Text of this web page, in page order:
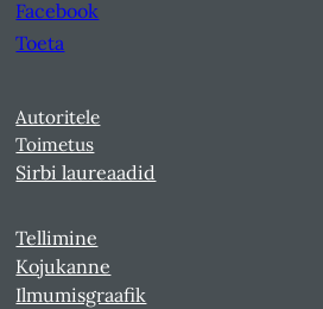
Facebook
Toeta
Autoritele
Toimetus
Sirbi laureaadid
Tellimine
Kojukanne
Ilmumisgraafik